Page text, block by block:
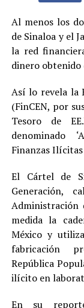
Al menos los
de Sinaloa y el
la red
dinero obtenido
Así lo revela la
(FinCEN, por
Tesoro de
denominado
Finanzas Ilícitas
El Cártel de
Generación,
Administración
medida la
México y
fabricación
República
ilícito en
En su